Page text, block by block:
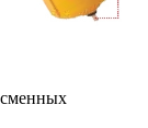
сменных